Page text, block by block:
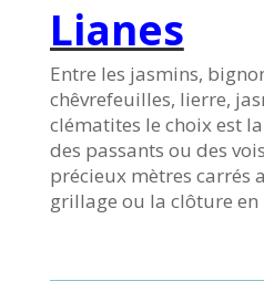
Lianes
Entre les jasmins,
chêvrefeuilles, lierre,
clématites le choix est
des passants ou des
précieux mètres carrés
grillage ou la clôture en